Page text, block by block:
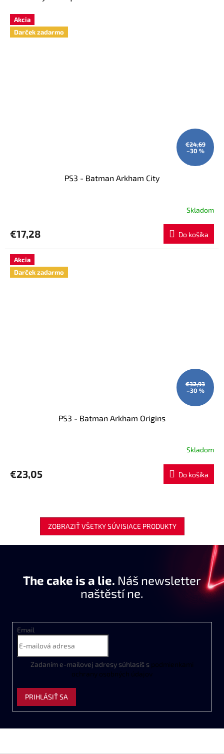
Akcia
Darček zadarmo
€24,69
–30 %
PS3 - Batman Arkham City
Skladom
€17,28 Do košíka
Akcia
Darček zadarmo
€32,93
–30 %
PS3 - Batman Arkham Origins
Skladom
€23,05 Do košíka
ZOBRAZIŤ VŠETKY SÚVISIACE PRODUKTY
The cake is a lie. Náš newsletter
naštěstí ne.
Email
Zadaním e-mailovej adresy súhlasíš s podmienkami
ochrany osobných údajov
PRIHLÁSIŤ SA